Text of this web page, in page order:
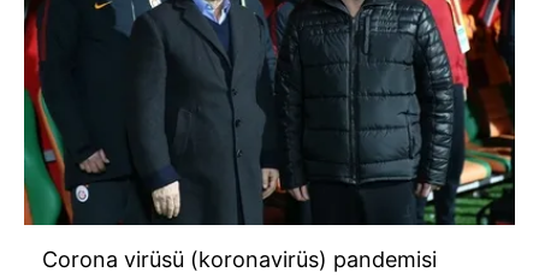
Corona virüsü (koronavirüs) pandemisi